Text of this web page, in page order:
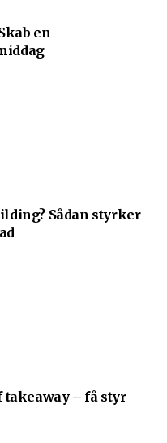
en
Sådan styrker
– få styr